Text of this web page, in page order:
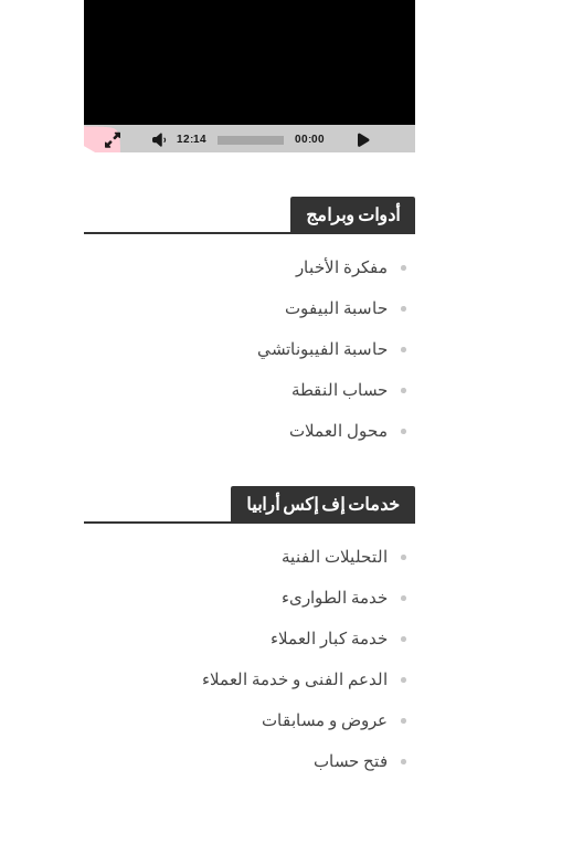
00:00
12:14
أدوات وبرامج
مفكرة الأخبار
حاسبة البيفوت
حاسبة الفيبوناتشي
حساب النقطة
محول العملات
خدمات إف إكس أرابيا
التحليلات الفنية
خدمة الطوارىء
خدمة كبار العملاء
الدعم الفنى و خدمة العملاء
عروض و مسابقات
فتح حساب